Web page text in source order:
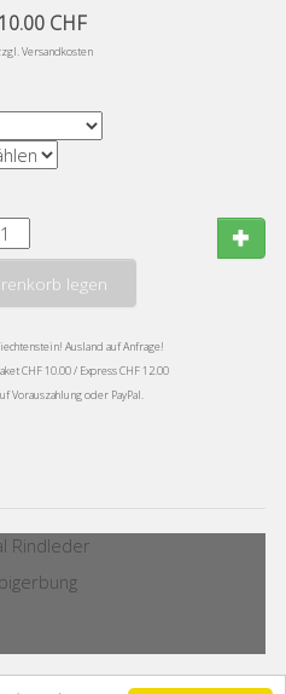
10.00 CHF
Versandkosten
legen
Ausland auf Anfrage!
CHF 10.00 / Express CHF 12.00
Vorauszahlung oder PayPal.
Rindleder